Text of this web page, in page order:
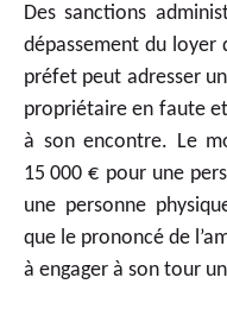
Des sanctions
dépassement du
préfet peut adresser
propriétaire en faute
à son encontre. Le
15 000 € pour une
une personne
que le prononcé de
à engager à son tour